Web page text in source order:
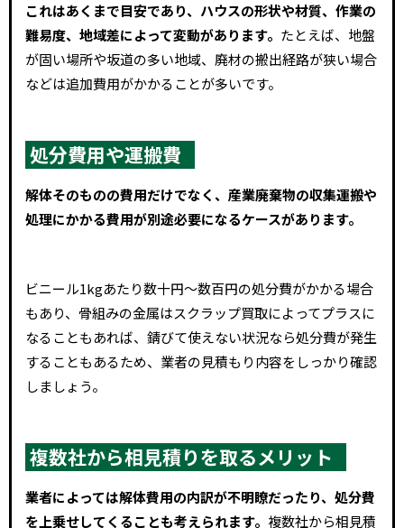
これはあくまで目安であり、ハウスの形状や材質、作業の
難易度、地域差によって変動があります。 たとえば、地盤
が固い場所や坂道の多い地域、廃材の搬出経路が狭い場合
などは追加費用がかかることが多いです。
処分費用や運搬費
解体そのものの費用だけでなく、産業廃棄物の収集運搬や
処理にかかる費用が別途必要になるケースがあります。
ビニール1kgあたり数十円～数百円の処分費がかかる場合
もあり、骨組みの金属はスクラップ買取によってプラスに
なることもあれば、錆びて使えない状況なら処分費が発生
することもあるため、業者の見積もり内容をしっかり確認
しましょう。
複数社から相見積りを取るメリット
業者によっては解体費用の内訳が不明瞭だったり、処分費
を上乗せしてくることも考えられます。 複数社から相見積